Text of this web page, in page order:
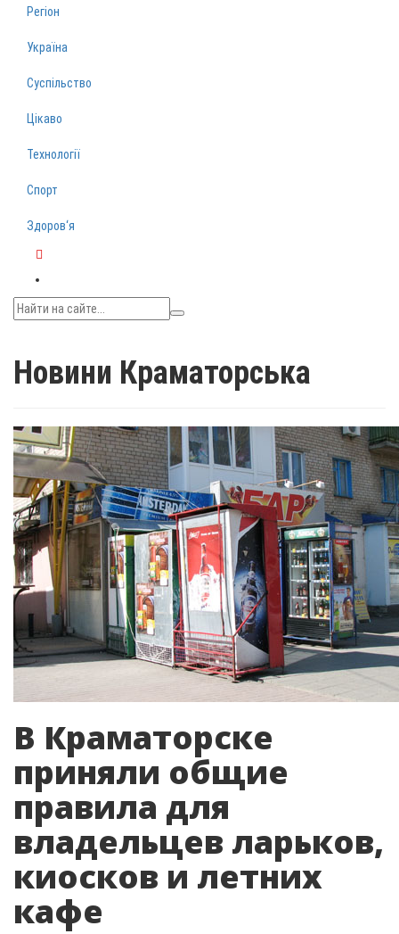
Регіон
Україна
Суспільство
Цікаво
Технології
Спорт
Здоров‘я
Новини Краматорська
В Краматорске
приняли общие
правила для
владельцев ларьков,
киосков и летних
кафе